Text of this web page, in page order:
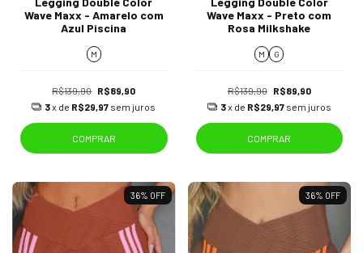
Wave Maxx - Amarelo com
Azul Piscina
M
R$139,90 R$89,90
3x de R$29,97 sem juros
COMPRAR
Wave Maxx - Preto com
Rosa Milkshake
M G
R$139,90 R$89,90
3x de R$29,97 sem juros
COMPRAR
36% OFF 36% OFF